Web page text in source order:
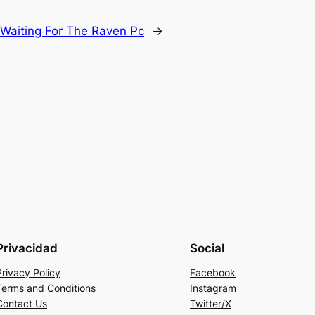
Waiting For The Raven Pc →
Policy
and Conditions
Us
Social
Facebook
Instagram
Twitter/X